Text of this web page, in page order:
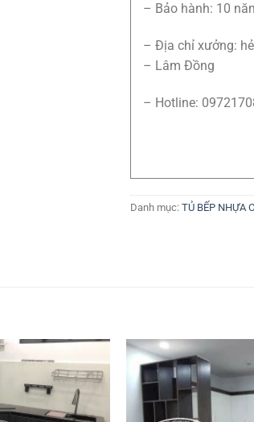
– Bảo hành: 10
– Địa chỉ xưởng:
– Lâm Đồng
– Hotline:
Danh mục: TỦ BẾP NHỰA